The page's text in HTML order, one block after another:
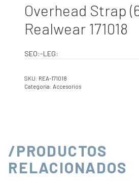
Overhead Strap
Realwear 171018
SEO:-LEG:
SKU: REA-171018
Categoría: Accesorios
/PRODUCTOS
RELACIONADOS